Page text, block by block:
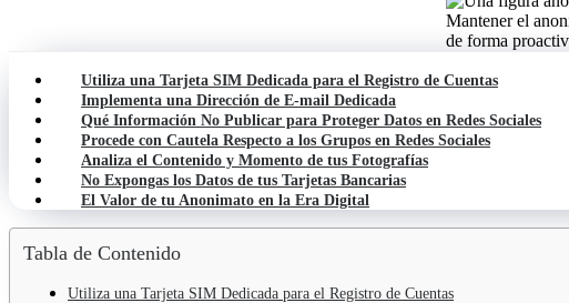
Mantener el
de forma
Utiliza una Tarjeta SIM Dedicada para el Registro de Cuentas
Implementa una Dirección de E-mail Dedicada
Qué Información No Publicar para Proteger Datos en Redes Sociales
Procede con Cautela Respecto a los Grupos en Redes Sociales
Analiza el Contenido y Momento de tus Fotografías
No Expongas los Datos de tus Tarjetas Bancarias
El Valor de tu Anonimato en la Era Digital
Tabla de Contenido
Utiliza una Tarjeta SIM Dedicada para el Registro de Cuentas